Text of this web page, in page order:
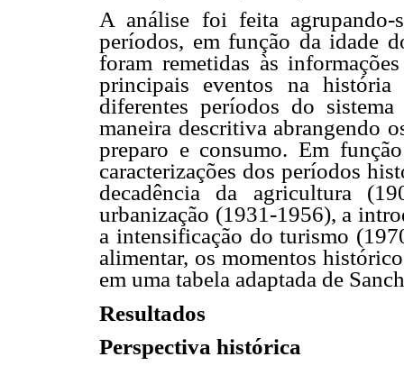
A análise foi feita agrupando-
períodos, em função da idade
foram remetidas às
principais eventos na história
diferentes períodos do
maneira descritiva abrangendo
preparo e consumo. Em
caracterizações dos períodos
decadência da agricultura
urbanização (1931-1956), a
a intensificação do turismo
alimentar, os momentos
em uma tabela adaptada de
Resultados
Perspectiva histórica